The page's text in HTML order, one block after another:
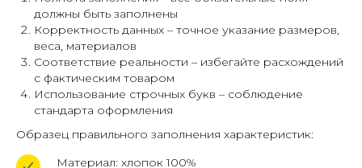
должны быть заполнены
Корректность данных – точное указание размеров,
веса, материалов
Соответствие реальности – избегайте расхождений
с фактическим товаром
Использование строчных букв – соблюдение
стандарта оформления
Образец правильного заполнения характеристик:
Материал: хлопок 100%